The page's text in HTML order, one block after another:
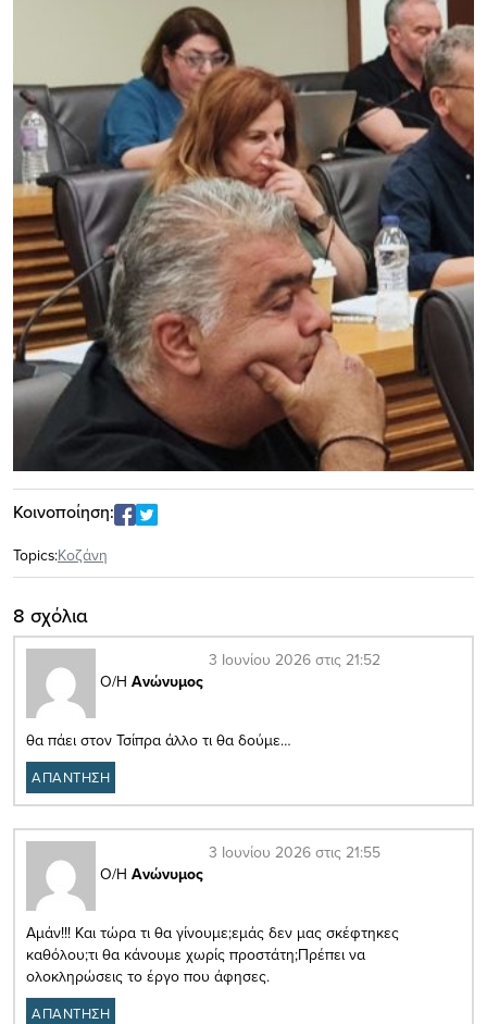
Κοινοποίηση:
Topics:Κοζάνη
8 σχόλια
Ο/Η Ανώνυμος
3 Ιουνίου 2026 στις 21:52
θα πάει στον Τσίπρα άλλο τι θα δούμε…
ΑΠΑΝΤΗΣΗ
Ο/Η Ανώνυμος
3 Ιουνίου 2026 στις 21:55
Αμάν!!! Και τώρα τι θα γίνουμε;εμάς δεν μας σκέφτηκες
καθόλου;τι θα κάνουμε χωρίς προστάτη;Πρέπει να
ολοκληρώσεις το έργο που άφησες.
ΑΠΑΝΤΗΣΗ